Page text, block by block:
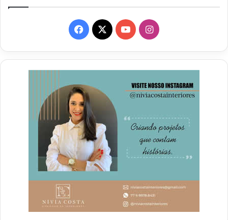
Facebook
X YouTubeInstagram